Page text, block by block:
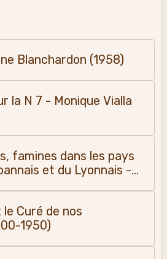
Blanchardon (1958)
la N 7 - Monique Vialla
famines dans les pays
et du Lyonnais -
Curé de nos
1950)